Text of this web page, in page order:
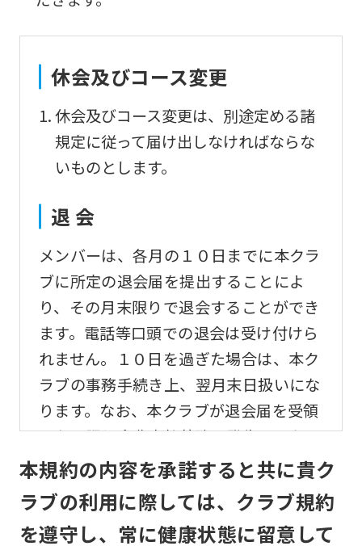
休会及びコース変更
休会及びコース変更は、別途定める諸
規定に従って届け出しなければならな
いものとします。
退 会
メンバーは、各月の１０日までに本クラ
ブに所定の退会届を提出することによ
り、その月末限りで退会することができ
ます。電話等口頭での退会は受け付けら
れません。１０日を過ぎた場合は、本ク
ラブの事務手続き上、翌月末日扱いにな
ります。なお、本クラブが退会届を受領
しない限り会費支払義務は発生するもの
とします。
変更事項
本規約の内容を承諾すると共に貴ク
ラブの利用に際しては、クラブ規約
を遵守し、常に健康状態に留意して
Click
link
below
(start
to
the
top
page.
However,
if
you
an
automatic
translation